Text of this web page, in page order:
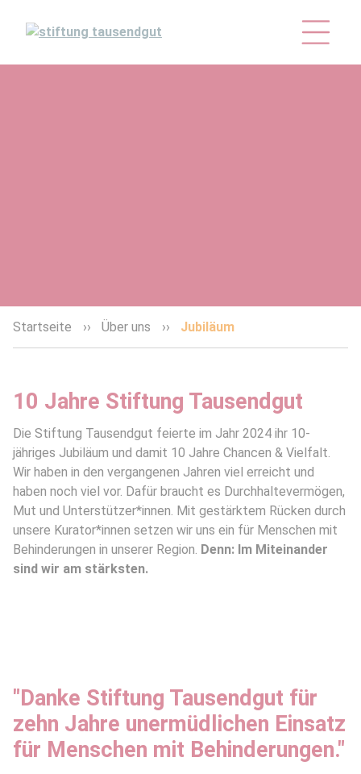
Startseite Über uns Jubiläum
10 Jahre Stiftung Tausendgut
Die Stiftung Tausendgut feierte im Jahr 2024 ihr 10-
jähriges Jubiläum und damit 10 Jahre Chancen & Vielfalt.
Wir haben in den vergangenen Jahren viel erreicht und
haben noch viel vor. Dafür braucht es Durchhaltevermögen,
Mut und Unterstützer*innen. Mit gestärktem Rücken durch
unsere Kurator*innen setzen wir uns ein für Menschen mit
Behinderungen in unserer Region. Denn: Im Miteinander
sind wir am stärksten.
"Danke Stiftung Tausendgut für
zehn Jahre unermüdlichen Einsatz
für Menschen mit Behinderungen."